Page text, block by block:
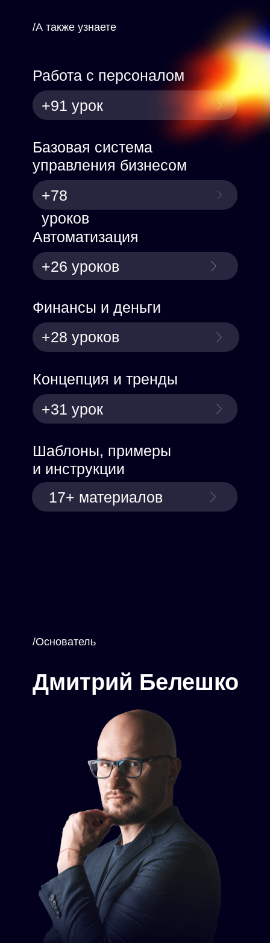
Работа с персоналом
Базовая система
управления бизнесом
/А также узнаете
Автоматизация
17+ материалов
Финансы и деньги
Концепция и тренды
Шаблоны, примеры
и инструкции
+78
уроков
+26 уроков
+91 урок
+28 уроков
+31 урок
/Основатель
Дмитрий Белешко